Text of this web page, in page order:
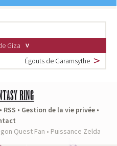
Giza
Égouts de Garamsythe
RSS • Gestion de la vie privée•
Quest Fan • Puissance Zelda